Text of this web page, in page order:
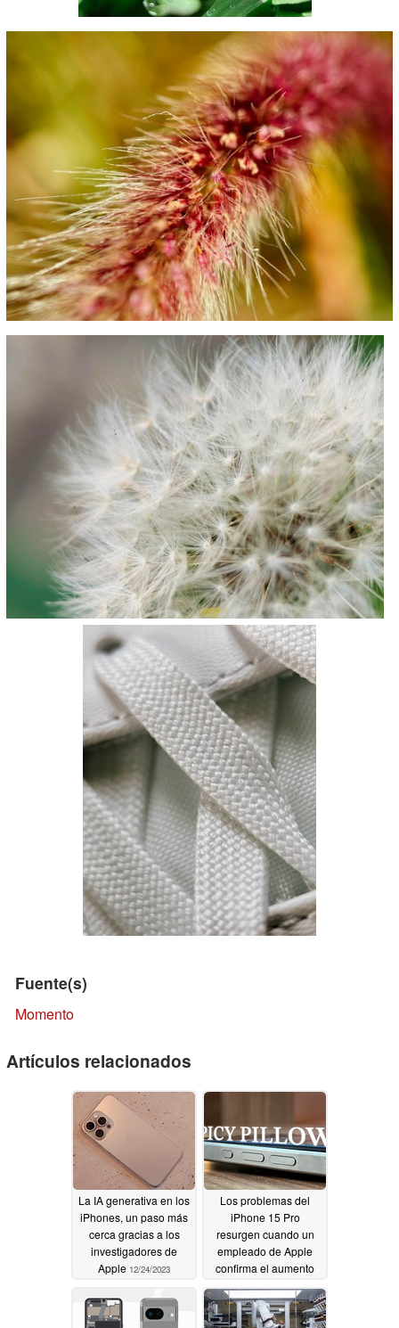
Fuente(s)
Momento
Artículos relacionados
La IA generativa en los
iPhones, un paso más
cerca gracias a los
investigadores de
Apple 12/24/2023
Los problemas del
iPhone 15 Pro
resurgen cuando un
empleado de Apple
confirma el aumento
de defectos en el
smartphone premium
de titanio12/22/2023